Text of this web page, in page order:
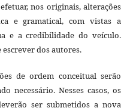
nos originais, alterações
e gramatical, com vistas a
e a credibilidade do veículo.
dos autores.
de ordem conceitual serão
necessário. Nesses casos, os
ser submetidos a nova